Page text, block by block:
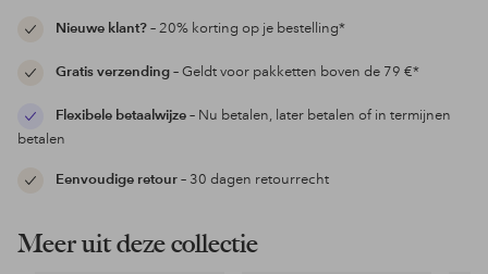
Nieuwe klant?– 20% korting op je bestelling*
Gratis verzending– Geldt voor pakketten boven de 79 €*
Flexibele betaalwijze– Nu betalen, later betalen of in termijnen
betalen
Eenvoudige retour– 30 dagen retourrecht
Meer uit deze collectie